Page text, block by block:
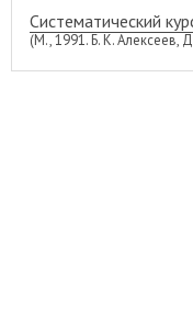
Систематический
(М., 1991. Б. К. Алексеев,